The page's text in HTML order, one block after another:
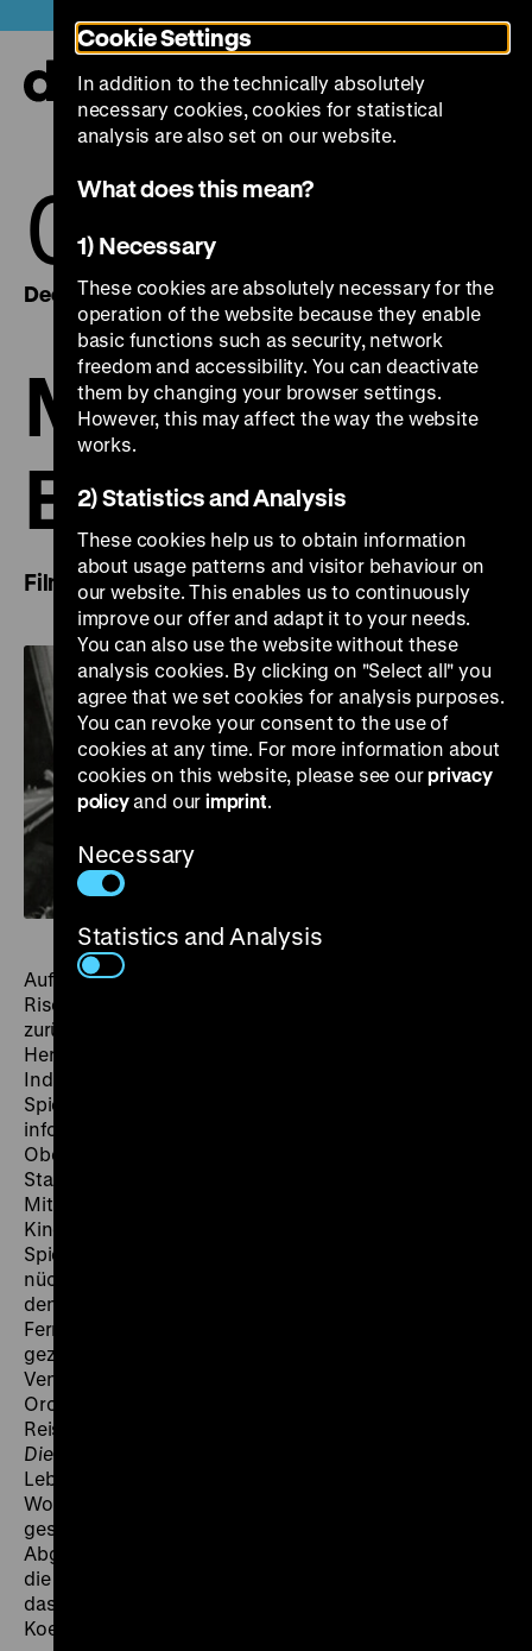
directly
the
06.
December 2018
09.
December 2018
Mit stiller
Filme von Christian Rischert
Auf mehr als 50 Jahre Filmemachen kann Christian
Rischert, der am 9. Dezember 1936 geboren wurde,
zurückblicken. In den 1960er Jahren ist er an der
Herstellung von mehreren hundert Werbe- und
Industriefilmen beteiligt, nebenbei entstehen kurze
Spiel- und Dokumentarfilme. Rischert gehörte der
informellen Münchner Gruppe an, die schließlich das
Oberhausener Manifest initiierte, und war damit am
Startschuss für den Neuen Deutschen Film beteiligt.
Mit
Kinospielfilm. Es folgen allerdings nur wenige weitere
Spielfilme, allesamt (selbst)kritisch, reflektiert,
nüchtern und mit einem Gespür für die Wirklichkeit. Ab
den 1970er Jahren dreht Rischert vor allem für das
Fernsehen. Es entstehen lange und teils auch im Kino
gezeigte Dokumentarfilme über den Sehnsuchtsort
Venedig, den Tod eines Freundes oder internationale
Orchester, zukunftsweisende Essens- und
Reisedokumentationen in Reihen wie
Die Weinmacher
Leben feiern, schöngeistig im wahren Sinne des
Wortes. Und doch zeigen sie stets auch
gesellschaftliche oder zwischenmenschliche
Abgründe. „In Rischerts Filmschaffen ist der Spielfilm
die Ausnahme, die dokumentarische Annäherung an
das, was das Leben ist, aber die Regel.“ (Martin
Koerber)
Cookie Settings
In addition to the technically absolutely
necessary cookies, cookies for statistical
analysis are also set on our website.
What does this mean?
1) Necessary
These cookies are absolutely necessary for the
operation of the website because they enable
basic functions such as security, network
freedom and accessibility. You can deactivate
them by changing your browser settings.
However, this may affect the way the website
works.
2) Statistics and Analysis
These cookies help us to obtain information
about usage patterns and visitor behaviour on
our website. This enables us to continuously
improve our offer and adapt it to your needs.
You can also use the website without these
analysis cookies. By clicking on "Select all" you
agree that we set cookies for analysis purposes.
You can revoke your consent to the use of
cookies at any time. For more information about
cookies on this website, please see ourprivacy
policyand our imprint.
Necessary
Statistics and Analysis